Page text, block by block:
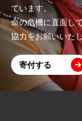
ています。
命の危機に直面し
協力をお願いいた
寄付する